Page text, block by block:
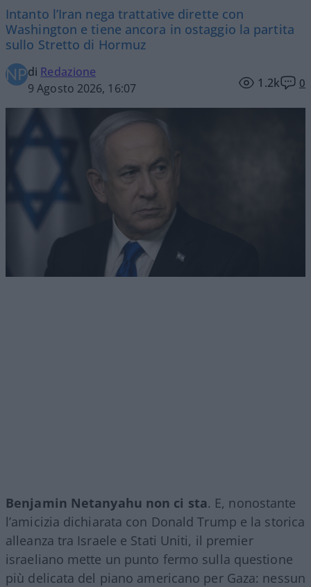
Intanto l’Iran nega trattative dirette con
Washington e tiene ancora in ostaggio la partita
sullo Stretto di Hormuz
di Redazione
9 Agosto 2026, 16:07
1.2k 0
Benjamin Netanyahu non ci sta. E, nonostante
l’amicizia dichiarata con Donald Trump e la storica
alleanza tra Israele e Stati Uniti, il premier
israeliano mette un punto fermo sulla questione
più delicata del piano americano per Gaza: nessun